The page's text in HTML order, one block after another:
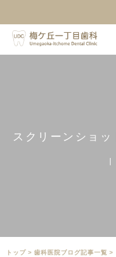
ス ク リ ーン シ ョ ッ
トップ > ⻭科医院ブログ記事一覧 >